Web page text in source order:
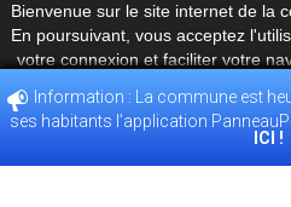
Bienvenue sur le site internet de la
En poursuivant, vous acceptez
votre connexion et faciliter votre
ACCEPT Plus
02.37.82.30.28
POLITIQUE DE
Information : La commune est
ses habitants l’application
ICI !